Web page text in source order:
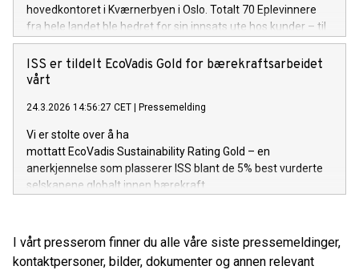
hovedkontoret i Kværnerbyen i Oslo. Totalt 70 Eplevinnere
fra hele landet ble hedret for sin innsats ute hos kunder – til
stor applaus fra kollegaer og ledelse. På Epledagen hyller vi
våre servicemedarbeidere som gjør en formidabel innsats
ute hos våre kunder. Blant alle de fantastiske vinnerne,
Eple».
ISS er tildelt EcoVadis Gold for bærekraftsarbeidet
vårt
24.3.2026 14:56:27 CET Pressemelding
Vi er stolte over å ha
mottatt EcoVadis Sustainability Rating Gold – en
anerkjennelse som plasserer ISS blant de 5% best vurderte
selskapene globalt innen bærekraft.
I vårt presserom finner du alle våre siste pressemeldinger,
kontaktpersoner, bilder, dokumenter og annen relevant